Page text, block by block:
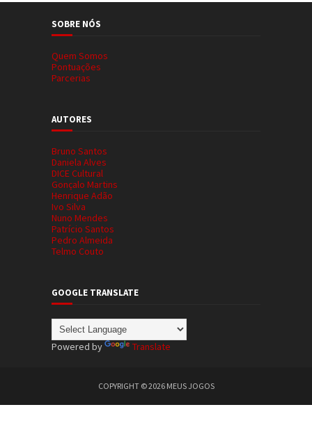
SOBRE NÓS
Quem Somos
Pontuações
Parcerias
AUTORES
Bruno Santos
Daniela Alves
DICE Cultural
Gonçalo Martins
Henrique Adão
Ivo Silva
Nuno Mendes
Patrício Santos
Pedro Almeida
Telmo Couto
GOOGLE TRANSLATE
Powered by Translate
COPYRIGHT ©2026 MEUS JOGOS